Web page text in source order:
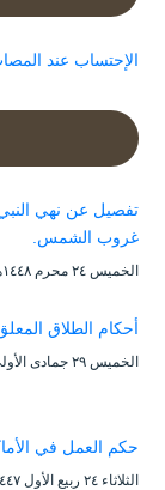
الإحتساب عند
تفصيل عن نهي
غروب الشمس.
الخميس ۲٤ محرم ۱٤٤۸هـ ۹-۷-۲۰۲٦م
أحكام الطلاق
الخميس ۲۹ جمادى الأولى ۱٤٤۷هـ ۲۰-۱۱-۲۰۲۵م
حكم العمل في
الثلاثاء ۲٤ ربيع الأول ۱٤٤۷هـ ۱٦-۹-۲۰۲۵م